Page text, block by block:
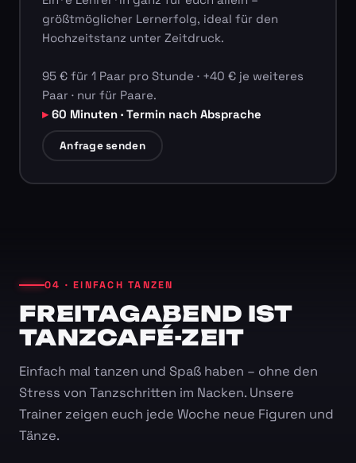
größtmöglicher Lernerfolg, ideal für den
Hochzeitstanz unter Zeitdruck.
95 € für 1 Paar pro Stunde · +40 € je weiteres
Paar · nur für Paare.
60 Minuten · Termin nach Absprache
Anfrage senden
04 · EINFACH TANZEN
FREITAGABEND IST
TANZCAFÉ-ZEIT
Einfach mal tanzen und Spaß haben – ohne den
Stress von Tanzschritten im Nacken. Unsere
Trainer zeigen euch jede Woche neue Figuren und
Tänze.